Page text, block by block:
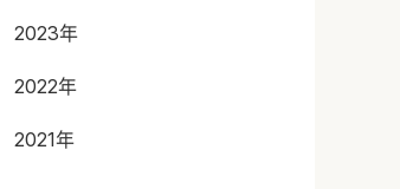
2023年
2022年
2021年